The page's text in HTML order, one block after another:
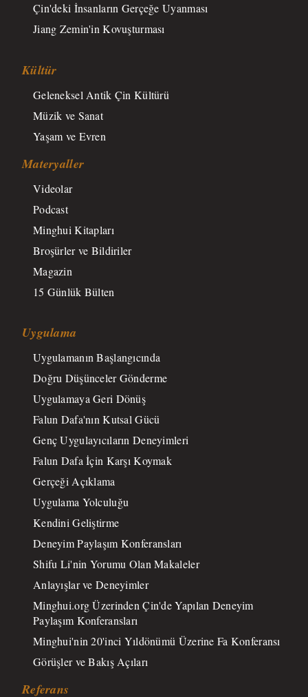
Çin'deki İnsanların Gerçeğe Uyanması
Jiang Zemin'in Kovuşturması
Kültür
Geleneksel Antik Çin Kültürü
Müzik ve Sanat
Yaşam ve Evren
Materyaller
Videolar
Podcast
Minghui Kitapları
Broşürler ve Bildiriler
Magazin
15 Günlük Bülten
Uygulama
Uygulamanın Başlangıcında
Doğru Düşünceler Gönderme
Uygulamaya Geri Dönüş
Falun Dafa'nın Kutsal Gücü
Genç Uygulayıcıların Deneyimleri
Falun Dafa İçin Karşı Koymak
Gerçeği Açıklama
Uygulama Yolculuğu
Kendini Geliştirme
Deneyim Paylaşım Konferansları
Shifu Li'nin Yorumu Olan Makaleler
Anlayışlar ve Deneyimler
Minghui.org Üzerinden Çin'de Yapılan Deneyim
Paylaşım Konferansları
Minghui'nin 20'inci Yıldönümü Üzerine Fa Konferansı
Görüşler ve Bakış Açıları
Referans